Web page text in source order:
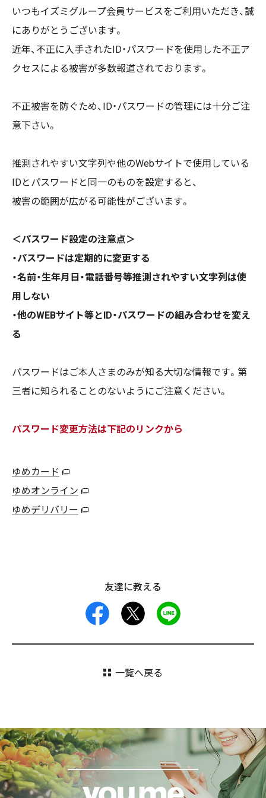
いつもイズミグループ会員サービスをご利用いただき、誠
にありがとうございます。
近年、不正に入手されたID・パスワードを使用した不正ア
クセスによる被害が多数報道されております。
不正被害を防ぐため、ID・パスワードの管理には十分ご注
意下さい。
推測されやすい文字列や他のWebサイトで使用している
IDとパスワードと同一のものを設定すると、
被害の範囲が広がる可能性がございます。
＜パスワード設定の注意点＞
・パスワードは定期的に変更する
・名前・生年月日・電話番号等推測されやすい文字列は使
用しない
・他のWEBサイト等とID・パスワードの組み合わせを変え
る
パスワードはご本人さまのみが知る大切な情報です。第
三者に知られることのないようにご注意ください。
パスワード変更方法は下記のリンクから
ゆめカード
ゆめオンライン
ゆめデリバリー
友達に教える
facebook
一覧へ戻る